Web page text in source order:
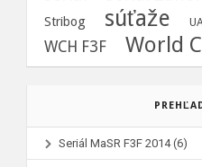
Stribog súťaže
WCH F3F World
Seriál MaSR F3F 2014(6)